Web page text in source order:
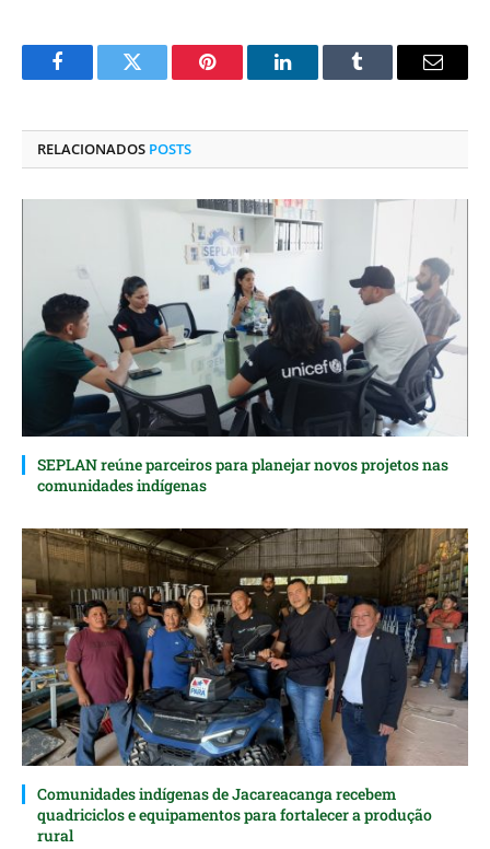
FacebookTwitter Pinterest O
Tumblr
E-
RELACIONADOS POSTS
SEPLAN reúne parceiros para planejar novos projetos nas
comunidades indígenas
Comunidades indígenas de Jacareacanga recebem
quadriciclos e equipamentos para fortalecer a produção
rural